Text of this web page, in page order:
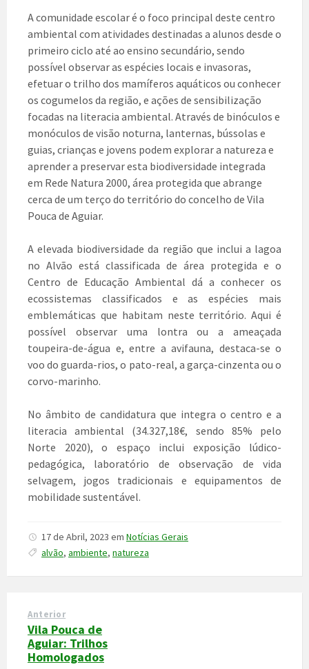
A comunidade escolar é o foco principal deste centro
ambiental com atividades destinadas a alunos desde o
primeiro ciclo até ao ensino secundário, sendo
possível observar as espécies locais e invasoras,
efetuar o trilho dos mamíferos aquáticos ou conhecer
os cogumelos da região, e ações de sensibilização
focadas na literacia ambiental. Através de binóculos e
monóculos de visão noturna, lanternas, bússolas e
guias, crianças e jovens podem explorar a natureza e
aprender a preservar esta biodiversidade integrada
em Rede Natura 2000, área protegida que abrange
cerca de um terço do território do concelho de Vila
Pouca de Aguiar.
A elevada biodiversidade da região que inclui a lagoa
no Alvão está classificada de área protegida e o
Centro de Educação Ambiental dá a conhecer os
ecossistemas classificados e as espécies mais
emblemáticas que habitam neste território. Aqui é
possível observar uma lontra ou a ameaçada
toupeira-de-água e, entre a avifauna, destaca-se o
voo do guarda-rios, o pato-real, a garça-cinzenta ou o
corvo-marinho.
No âmbito de candidatura que integra o centro e a
literacia ambiental (34.327,18€, sendo 85% pelo
Norte 2020), o espaço inclui exposição lúdico-
pedagógica, laboratório de observação de vida
selvagem, jogos tradicionais e equipamentos de
mobilidade sustentável.
17 de Abril, 2023 em Notícias Gerais
alvão, ambiente, natureza
Anterior
Vila Pouca de
Aguiar: Trilhos
Homologados